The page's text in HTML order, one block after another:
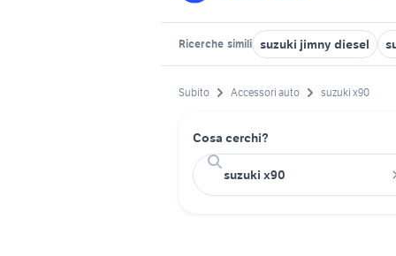
Ricerche simili suzuki jimny diesel
Subito Accessori auto suzuki x90
Cosa cerchi?